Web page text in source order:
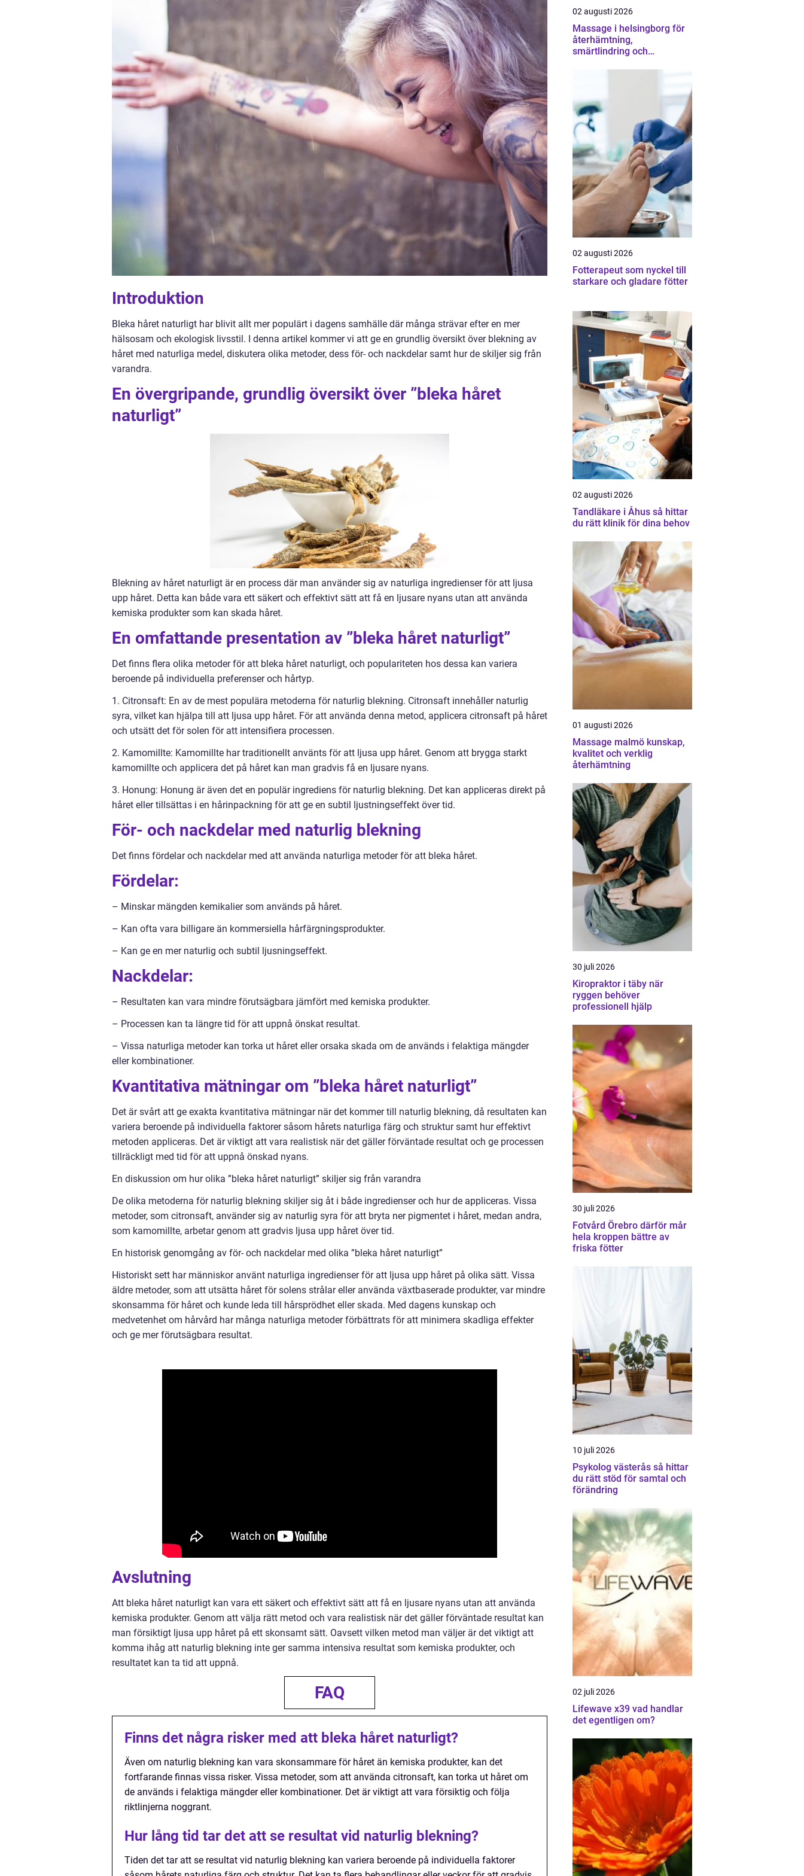
Introduktion
Bleka håret naturligt har blivit allt mer populärt i dagens samhälle där många strävar efter en mer
hälsosam och ekologisk livsstil. I denna artikel kommer vi att ge en grundlig översikt över blekning av
håret med naturliga medel, diskutera olika metoder, dess för- och nackdelar samt hur de skiljer sig från
varandra.
En övergripande, grundlig översikt över ”bleka håret
naturligt”
Blekning av håret naturligt är en process där man använder sig av naturliga ingredienser för att ljusa
upp håret. Detta kan både vara ett säkert och effektivt sätt att få en ljusare nyans utan att använda
kemiska produkter som kan skada håret.
En omfattande presentation av ”bleka håret naturligt”
Det finns flera olika metoder för att bleka håret naturligt, och populariteten hos dessa kan variera
beroende på individuella preferenser och hårtyp.
1. Citronsaft: En av de mest populära metoderna för naturlig blekning. Citronsaft innehåller naturlig
syra, vilket kan hjälpa till att ljusa upp håret. För att använda denna metod, applicera citronsaft på håret
och utsätt det för solen för att intensifiera processen.
2. Kamomillte: Kamomillte har traditionellt använts för att ljusa upp håret. Genom att brygga starkt
kamomillte och applicera det på håret kan man gradvis få en ljusare nyans.
3. Honung: Honung är även det en populär ingrediens för naturlig blekning. Det kan appliceras direkt på
håret eller tillsättas i en hårinpackning för att ge en subtil ljustningseffekt över tid.
För- och nackdelar med naturlig blekning
Det finns fördelar och nackdelar med att använda naturliga metoder för att bleka håret.
Fördelar:
– Minskar mängden kemikalier som används på håret.
– Kan ofta vara billigare än kommersiella hårfärgningsprodukter.
– Kan ge en mer naturlig och subtil ljusningseffekt.
Nackdelar:
– Resultaten kan vara mindre förutsägbara jämfört med kemiska produkter.
– Processen kan ta längre tid för att uppnå önskat resultat.
– Vissa naturliga metoder kan torka ut håret eller orsaka skada om de används i felaktiga mängder
eller kombinationer.
Kvantitativa mätningar om ”bleka håret naturligt”
Det är svårt att ge exakta kvantitativa mätningar när det kommer till naturlig blekning, då resultaten kan
variera beroende på individuella faktorer såsom hårets naturliga färg och struktur samt hur effektivt
metoden appliceras. Det är viktigt att vara realistisk när det gäller förväntade resultat och ge processen
tillräckligt med tid för att uppnå önskad nyans.
En diskussion om hur olika ”bleka håret naturligt” skiljer sig från varandra
De olika metoderna för naturlig blekning skiljer sig åt i både ingredienser och hur de appliceras. Vissa
metoder, som citronsaft, använder sig av naturlig syra för att bryta ner pigmentet i håret, medan andra,
som kamomillte, arbetar genom att gradvis ljusa upp håret över tid.
En historisk genomgång av för- och nackdelar med olika ”bleka håret naturligt”
Historiskt sett har människor använt naturliga ingredienser för att ljusa upp håret på olika sätt. Vissa
äldre metoder, som att utsätta håret för solens strålar eller använda växtbaserade produkter, var mindre
skonsamma för håret och kunde leda till hårsprödhet eller skada. Med dagens kunskap och
medvetenhet om hårvård har många naturliga metoder förbättrats för att minimera skadliga effekter
och ge mer förutsägbara resultat.
Avslutning
Att bleka håret naturligt kan vara ett säkert och effektivt sätt att få en ljusare nyans utan att använda
kemiska produkter. Genom att välja rätt metod och vara realistisk när det gäller förväntade resultat kan
man försiktigt ljusa upp håret på ett skonsamt sätt. Oavsett vilken metod man väljer är det viktigt att
komma ihåg att naturlig blekning inte ger samma intensiva resultat som kemiska produkter, och
resultatet kan ta tid att uppnå.
FAQ
Finns det några risker med att bleka håret naturligt?
Även om naturlig blekning kan vara skonsammare för håret än kemiska produkter, kan det
fortfarande finnas vissa risker. Vissa metoder, som att använda citronsaft, kan torka ut håret om
de används i felaktiga mängder eller kombinationer. Det är viktigt att vara försiktig och följa
riktlinjerna noggrant.
Hur lång tid tar det att se resultat vid naturlig blekning?
Tiden det tar att se resultat vid naturlig blekning kan variera beroende på individuella faktorer
02 augusti 2026
Massage i helsingborg för
återhämtning,
smärtlindring och
02 augusti 2026
Fotterapeut som nyckel till
starkare och gladare fötter
02 augusti 2026
Tandläkare i Åhus så hittar
du rätt klinik för dina behov
01 augusti 2026
Massage malmö kunskap,
kvalitet och verklig
återhämtning
30 juli 2026
Kiropraktor i täby när
ryggen behöver
professionell hjälp
30 juli 2026
Fotvård Örebro därför mår
hela kroppen bättre av
friska fötter
10 juli 2026
Psykolog västerås så hittar
du rätt stöd för samtal och
förändring
02 juli 2026
Lifewave x39 vad handlar
det egentligen om?